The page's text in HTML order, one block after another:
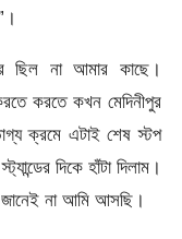
ছিল না আমার কাছে।
করতে কখন মেদিনীপুর
ক্রমে এটাই শেষ স্টপ
দিকে হাঁটা দিলাম।
না আমি আসছি।